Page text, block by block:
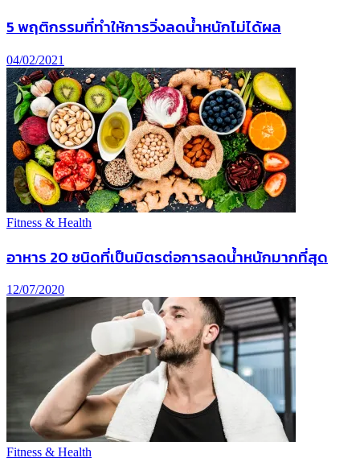
5 พฤติกรรมที่ทำให้การวิ่งลดน้ำหนักไม่ได้ผล
04/02/2021
Fitness & Health
อาหาร 20 ชนิดที่เป็นมิตรต่อการลดน้ำหนักมากที่สุด
12/07/2020
Fitness & Health